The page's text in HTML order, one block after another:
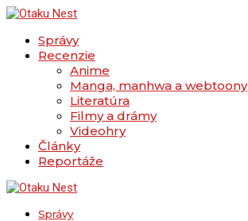
Správy
Recenzie
Anime
Manga, manhwa a webtoony
Literatúra
Filmy a drámy
Videohry
Články
Reportáže
Správy